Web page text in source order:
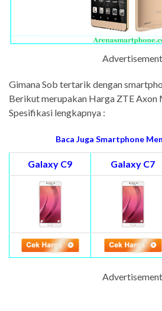
Advertisement
Gimana Sob tertarik dengan
Berikut merupakan Harga ZTE Axon
Spesifikasi lengkapnya :
Baca Juga Smartphone
Galaxy C9 Galaxy C7
Advertisement